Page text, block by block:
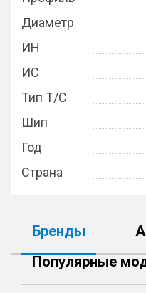
Диаметр
ИН
ИС
Тип Т/С
Шип
Год
Страна
Бренды
Популярные